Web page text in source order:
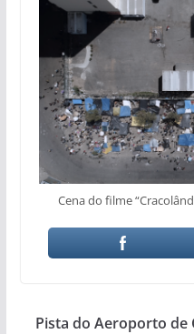
Cena do filme
Pista do Aeroporto de